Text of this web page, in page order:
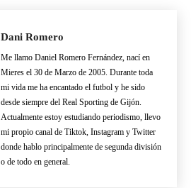
Dani Romero
Me llamo Daniel Romero Fernández, nací en
Mieres el 30 de Marzo de 2005. Durante toda
mi vida me ha encantado el futbol y he sido
desde siempre del Real Sporting de Gijón.
Actualmente estoy estudiando periodismo, llevo
mi propio canal de Tiktok, Instagram y Twitter
donde hablo principalmente de segunda división
o de todo en general.